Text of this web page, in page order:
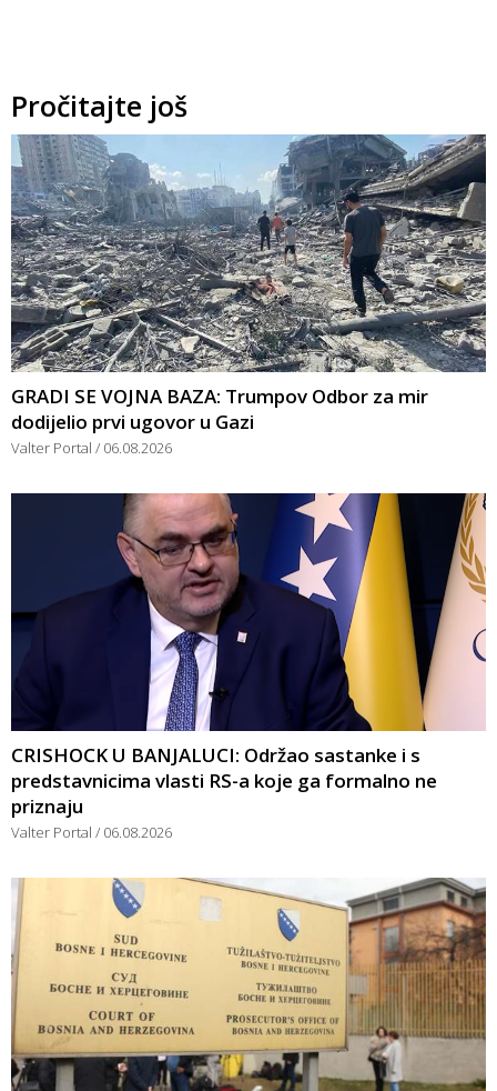
Pročitajte još
GRADI SE VOJNA BAZA: Trumpov Odbor za mir
dodijelio prvi ugovor u Gazi
Valter Portal 06.08.2026
CRISHOCK U BANJALUCI: Održao sastanke i s
predstavnicima vlasti RS-a koje ga formalno ne
priznaju
Valter Portal 06.08.2026